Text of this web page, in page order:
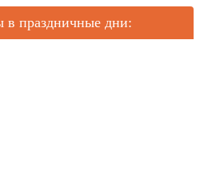
в праздничные дни: